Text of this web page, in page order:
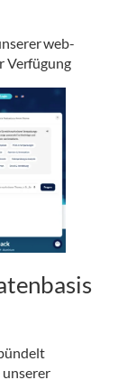
web-
Verfügung